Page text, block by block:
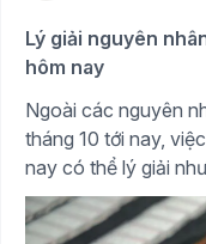
Lý giải nguyên
hôm nay
Ngoài các nguyên
tháng 10 tới nay,
nay có thể lý giải